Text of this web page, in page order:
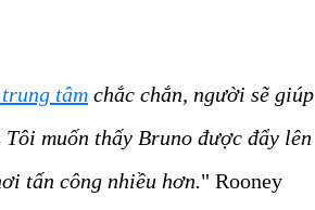
tâm chắc chắn, người sẽ giúp
muốn thấy Bruno được đẩy lên
tấn công nhiều hơn." Rooney